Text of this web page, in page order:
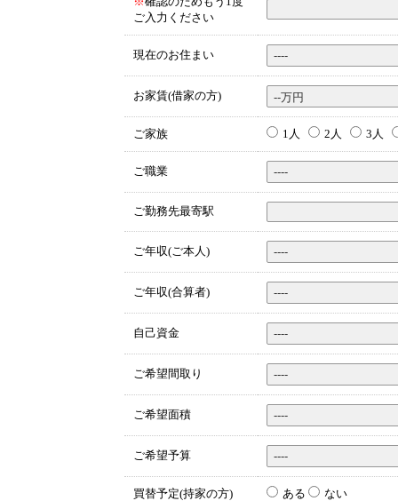
ご入力ください
現在のお住まい
お家賃(借家の方)
ご家族 1人 2人 3人
ご職業
ご勤務先最寄駅
ご年収(ご本人)
ご年収(合算者)
自己資金
ご希望間取り
ご希望面積
ご希望予算
買替予定(持家の方) ある ない